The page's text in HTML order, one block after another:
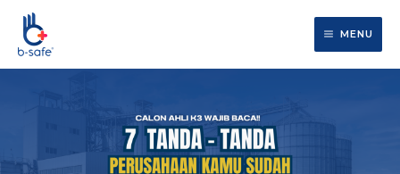
Lewati
konten
MENU